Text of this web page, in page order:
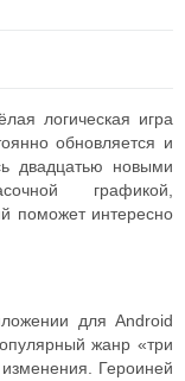
логическая игра
обновляется и
двадцатью новыми
графикой,
поможет интересно
для Android
жанр «три
Героиней